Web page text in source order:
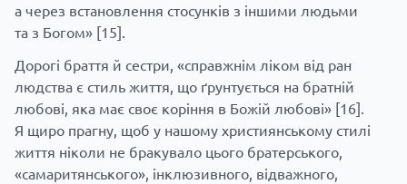
а через встановлення стосунків з іншими людьми
та з Богом» [15].
Дорогі браття й сестри, «справжнім ліком від ран
людства є стиль життя, що ґрунтується на братній
любові, яка має своє коріння в Божій любові» [16].
Я щиро прагну, щоб у нашому християнському стилі
життя ніколи не бракувало цього братерського,
«самаритянського», інклюзивного, відважного,